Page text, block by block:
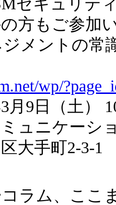
セキュリテ
の方もご参加
ジメントの
wp/
月9日（土）
ミュニケー
大手町2-3-
ラム、ここ